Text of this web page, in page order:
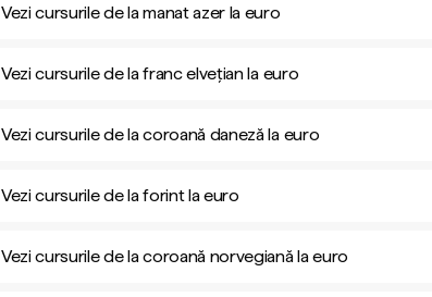
Vezi cursurile de la manat azer la euro
Vezi cursurile de la franc elvețian la euro
Vezi cursurile de la coroană daneză la euro
Vezi cursurile de la forint la euro
Vezi cursurile de la coroană norvegiană la euro